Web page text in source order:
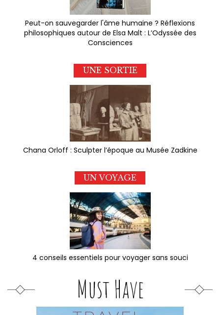
Peut-on sauvegarder l'âme humaine ? Réflexions
philosophiques autour de Elsa Malt : L’Odyssée des
Consciences
UNE SORTIE
Chana Orloff : Sculpter l’époque au Musée Zadkine
UN VOYAGE
4 conseils essentiels pour voyager sans souci
Must Have